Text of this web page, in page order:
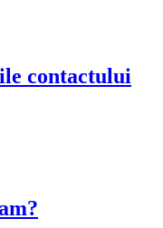
contactului